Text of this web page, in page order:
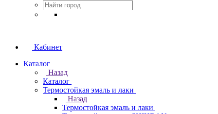
Кабинет
Каталог
Назад
Каталог
Термостойкая эмаль и лаки
Назад
Термостойкая эмаль и лаки